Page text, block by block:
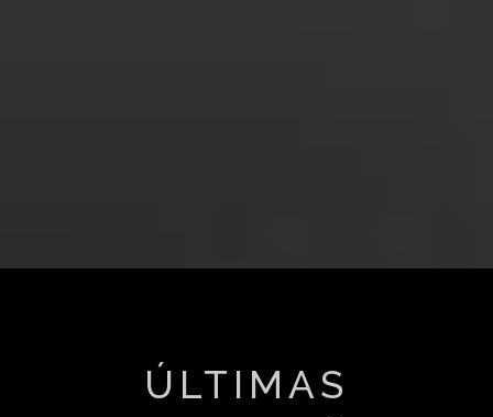
ÚLTIMAS